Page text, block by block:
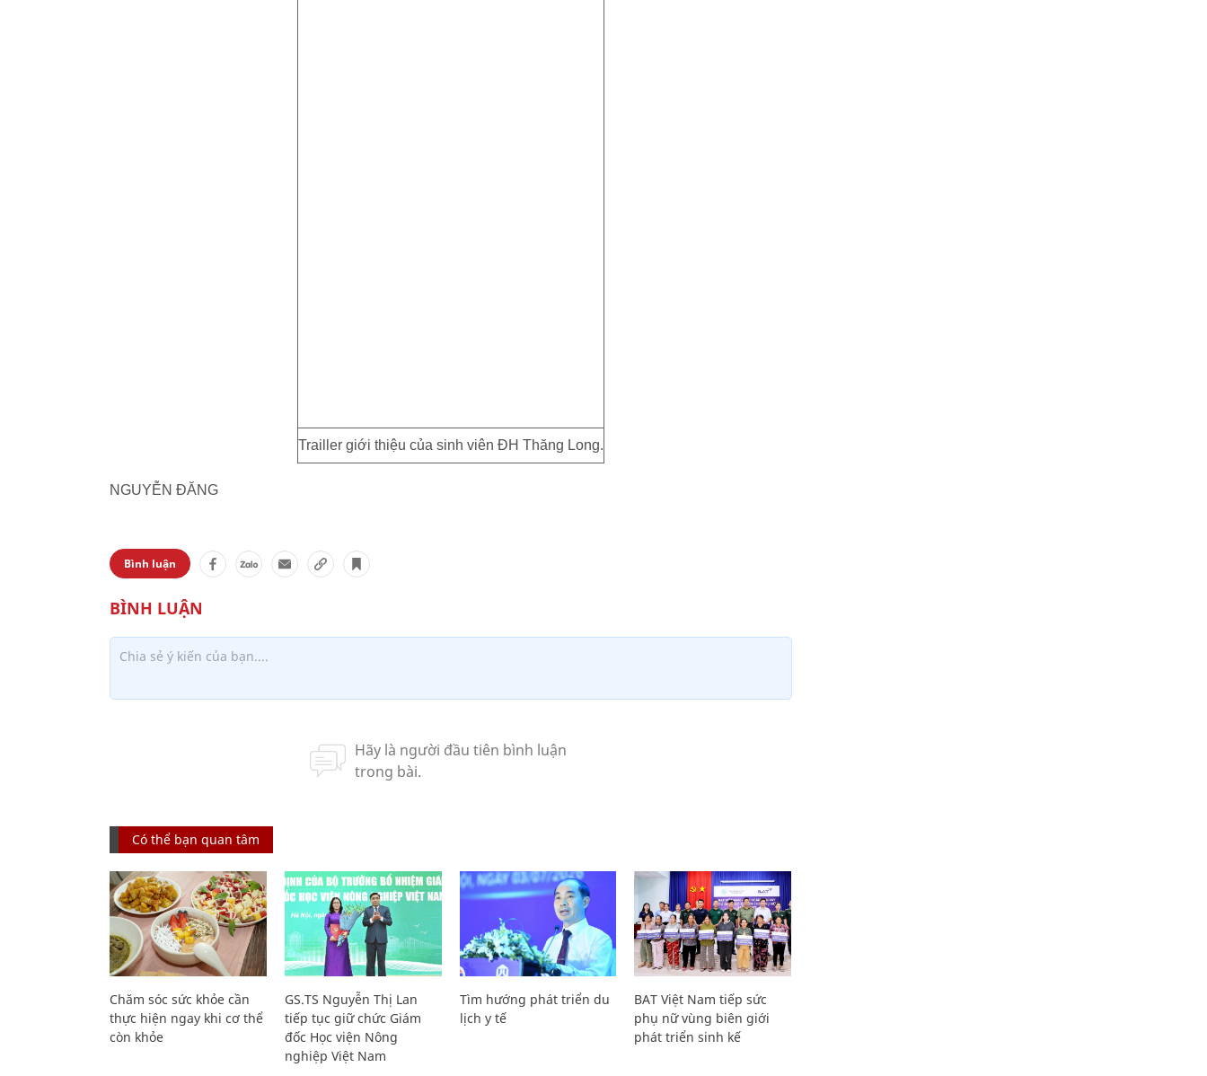
Trailler giới thiệu của sinh viên ĐH Thăng Long.
NGUYỄN ĐĂNG
Bình luận
Có thể bạn quan tâm
Chăm sóc sức khỏe cần
thực hiện ngay khi cơ thể
còn khỏe
GS.TS Nguyễn Thị Lan
tiếp tục giữ chức Giám
đốc Học viện Nông
nghiệp Việt Nam
Tìm hướng phát triển du
lịch y tế
BAT Việt Nam tiếp sức
phụ nữ vùng biên giới
phát triển sinh kế